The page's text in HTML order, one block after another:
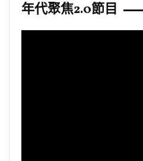
年代聚焦2.0節目